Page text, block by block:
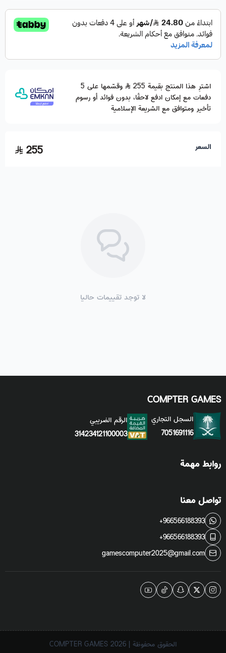
اشترِ هذا المنتج بقيمة 255
وقسّمها على 5
دفعات مع إمكان ادفع لاحقًا، بدون فوائد أو رسوم
تأخير ومتوافق مع الشريعة الإسلامية
السعر 255
لا توجد تقييمات حاليا
COMPTER GAMES
السجل التجاري
7051691116
الرقم الضريبي
314234121100003
روابط مهمة
تواصل معنا
+966566188393
+966566188393
gamescomputer2025@gmail.com
الحقوق محفوظة | 2026 COMPTER GAMES